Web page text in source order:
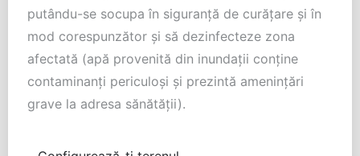
putându-se socupa în siguranță de curățare și în
mod corespunzător și să dezinfecteze zona
afectată (apă provenită din inundații conține
contaminanți periculoși și prezintă amenințări
grave la adresa sănătății).